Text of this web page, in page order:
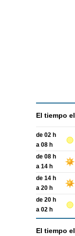
El tiempo el
de 02 h
a 08 h
de 08 h
a 14 h
de 14 h
a 20 h
de 20 h
a 02 h
El tiempo el